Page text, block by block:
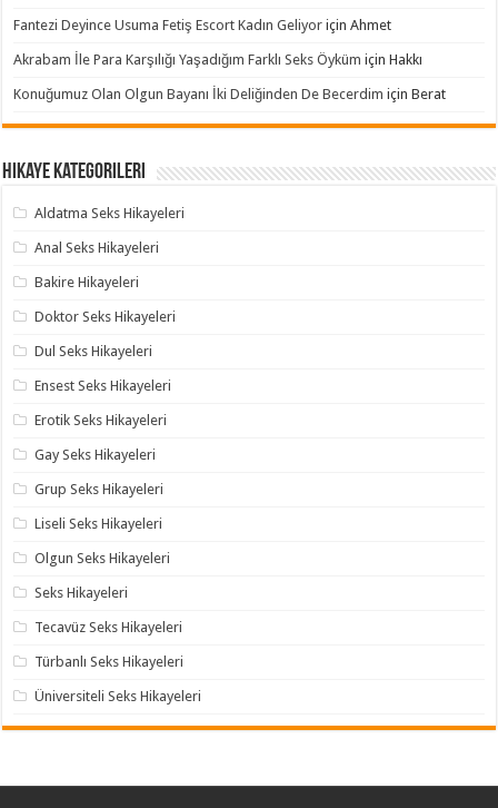
Fantezi Deyince Usuma Fetiş Escort Kadın Geliyor içinAhmet
Akrabam İle Para Karşılığı Yaşadığım Farklı Seks Öyküm içinHakkı
Konuğumuz Olan Olgun Bayanı İki Deliğinden De Becerdim içinBerat
Hikaye Kategorileri
Aldatma Seks Hikayeleri
Anal Seks Hikayeleri
Bakire Hikayeleri
Doktor Seks Hikayeleri
Dul Seks Hikayeleri
Ensest Seks Hikayeleri
Erotik Seks Hikayeleri
Gay Seks Hikayeleri
Grup Seks Hikayeleri
Liseli Seks Hikayeleri
Olgun Seks Hikayeleri
Seks Hikayeleri
Tecavüz Seks Hikayeleri
Türbanlı Seks Hikayeleri
Üniversiteli Seks Hikayeleri